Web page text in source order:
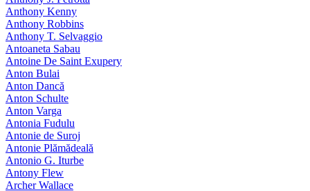
Anthony Kenny
Anthony Robbins
Anthony T. Selvaggio
Antoaneta Sabau
Antoine De Saint Exupery
Anton Bulai
Anton Dancă
Anton Schulte
Anton Varga
Antonia Fudulu
Antonie de Suroj
Antonie Plămădeală
Antonio G. Iturbe
Antony Flew
Archer Wallace